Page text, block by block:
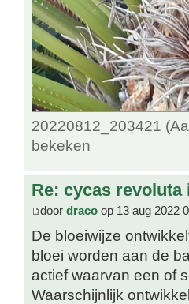
20220812_203421
bekeken
Re: cycas revoluta
door draco op 13 aug 2022
De bloeiwijze
bloei worden aan de
actief waarvan een of
Waarschijnlijk